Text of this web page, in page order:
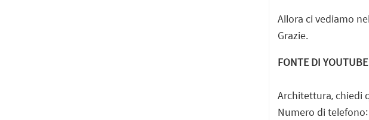
Allora ci vediamo
Grazie.
FONTE DI YOUTUBE
Architettura, chiedi
Numero di